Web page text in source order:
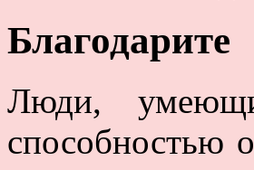
Благодарите
Люди,
способностью